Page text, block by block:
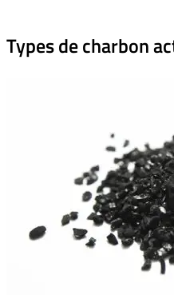
Types de charbon